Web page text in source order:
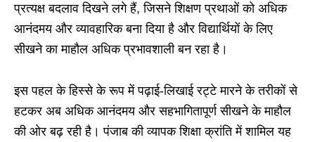
प्रत्यक्ष बदलाव दिखने लगे हैं, जिसने शिक्षण प्रथाओं को अधिक
आनंदमय और व्यावहारिक बना दिया है और विद्यार्थियों के लिए
सीखने का माहौल अधिक प्रभावशाली बन रहा है।
इस पहल के हिस्से के रूप में पढ़ाई-लिखाई रट्टे मारने के तरीकों से
हटकर अब अधिक आनंदमय और सहभागितापूर्ण सीखने के माहौल
की ओर बढ़ रही है। पंजाब की व्यापक शिक्षा क्रांति में शामिल यह